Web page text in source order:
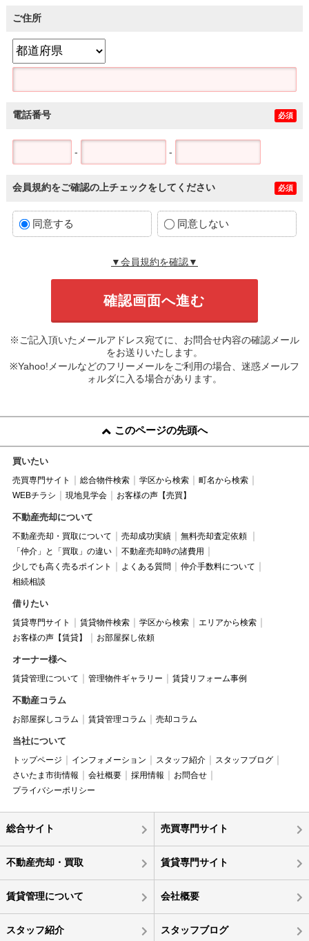
ご住所
電話番号 必須
- -
会員規約をご確認の上チェックをしてください 必須
同意する 同意しない
▼会員規約を確認▼
※ご記入頂いたメールアドレス宛てに、お問合せ内容の確認メール
をお送りいたします。
※Yahoo!メールなどのフリーメールをご利用の場合、迷惑メールフ
ォルダに入る場合があります。
このページの先頭へ
買いたい
売買専門サイト 総合物件検索 学区から検索
町名から検索
WEBチラシ
現地見学会 お客様の声【売買】
不動産売却について
不動産売却・買取について 売却成功実績
無料売却査定依頼
「仲介」と「買取」の違い
不動産売却時の諸費用
少しでも高く売るポイント
よくある質問
仲介手数料について
相続相談
借りたい
賃貸専門サイト 賃貸物件検索 学区から検索
エリアから検索
お客様の声【賃貸】
お部屋探し依頼
オーナー様へ
賃貸管理について 管理物件ギャラリー 賃貸リフォーム事例
不動産コラム
お部屋探しコラム 賃貸管理コラム 売却コラム
当社について
トップページ インフォメーション スタッフ紹介
スタッフブログ
さいたま市街情報
会社概要 採用情報
お問合せ
プライバシーポリシー
総合サイト 売買専門サイト
不動産売却・買取 賃貸専門サイト
賃貸管理について 会社概要
スタッフ紹介 スタッフブログ